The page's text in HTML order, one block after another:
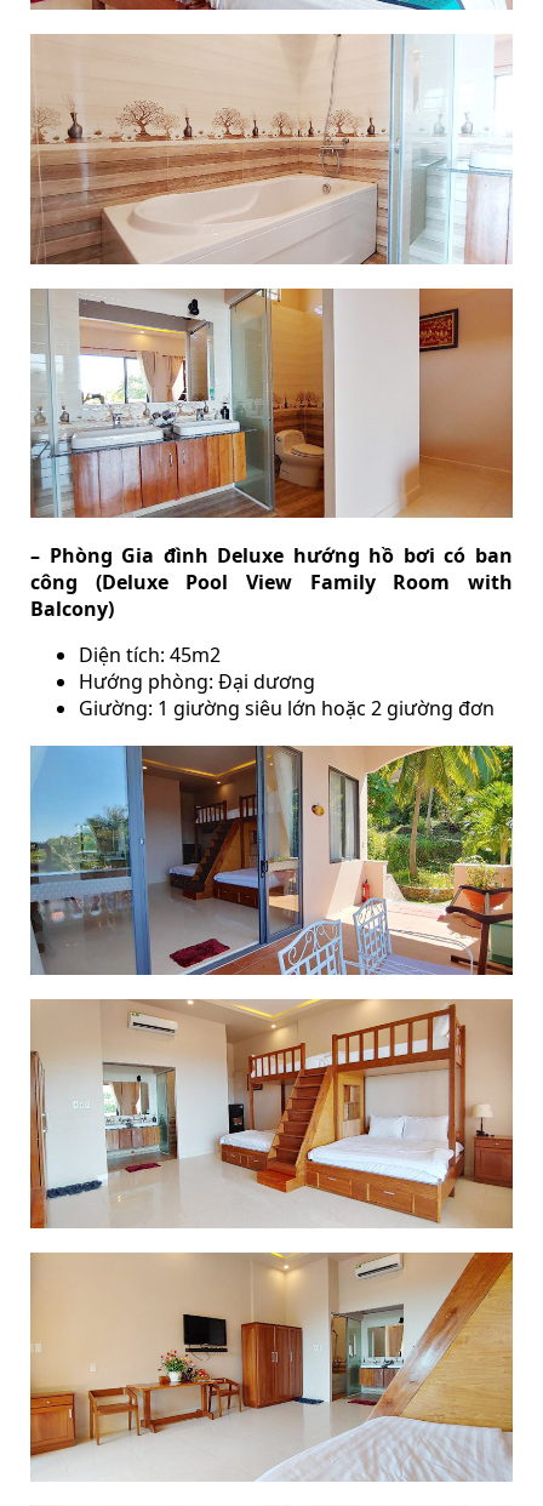
– Phòng Gia đình Deluxe hướng hồ bơi có ban
công (Deluxe Pool View Family Room with
Balcony)
Diện tích: 45m2
Hướng phòng: Đại dương
Giường: 1 giường siêu lớn hoặc 2 giường đơn